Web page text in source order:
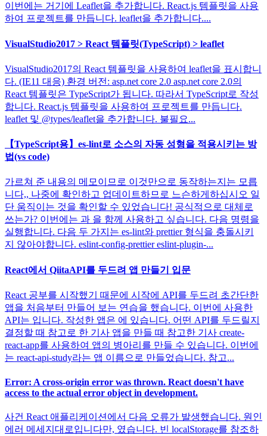
이번에는 거기에 Leaflet을 추가합니다. React.js 템플릿을 사용
하여 프로젝트를 만듭니다. leaflet을 추가합니다....
VisualStudio2017 > React 템플릿(TypeScript) > leaflet
VisualStudio2017의 React 템플릿을 사용하여 leaflet을 표시합니
다. (IE11 대응) 환경 버전: asp.net core 2.0 asp.net core 2.0의
React 템플릿은 TypeScript가 됩니다. 따라서 TypeScript로 작성
합니다. React.js 템플릿을 사용하여 프로젝트를 만듭니다.
leaflet 및 @types/leaflet을 추가합니다. 불필요...
【TypeScript용】es-lint로 소스의 자동 성형을 적용시키는 방
법(vs code)
가르쳐 준 내용의 메모이므로 이것만으로 동작하는지는 모릅
니다,, 나중에 확인하고 업데이트하므로 느슨하게하십시오 일
단 움직이는 것을 확인할 수 있었습니다! 공식적으로 대체로
쓰는가? 이번에는 과 을 함께 사용하고 싶습니다. 다음 명령을
실행합니다. 다음 두 가지는 es-lint와 prettier 형식을 충돌시키
지 않아야합니다. eslint-config-prettier eslint-plugin-...
React에서 QiitaAPI를 두드려 앱 만들기 입문
React 공부를 시작했기 때문에 시작에 API를 두드려 초간단한
앱을 처음부터 만들어 보는 연습을 했습니다. 이번에 사용한
API는 입니다. 작성한 앱은 에 있습니다. 어떤 API를 두드릴지
결정할 때 참고로 한 기사 앱을 만들 때 참고한 기사 create-
react-app를 사용하여 앱의 병아리를 만들 수 있습니다. 이번에
는 react-api-study라는 앱 이름으로 만들었습니다. 참고...
Error: A cross-origin error was thrown. React doesn't have
access to the actual error object in development.
사건 React 애플리케이션에서 다음 오류가 발생했습니다. 원인
에러 메세지대로입니다만, 였습니다. 빈 localStorage를 참조하